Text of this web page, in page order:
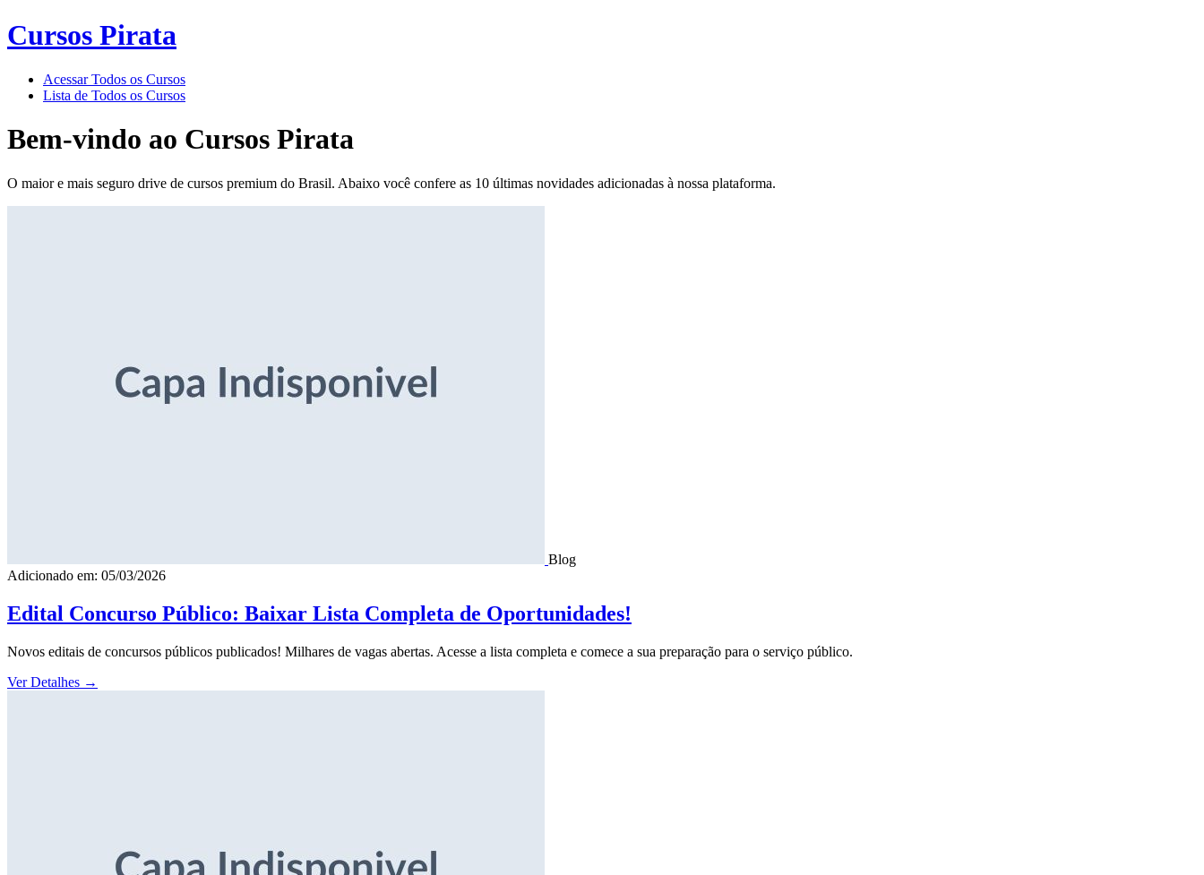
Cursos Pirata
Acessar Todos os Cursos
Lista de Todos os Cursos
Bem-vindo ao Cursos Pirata
O maior e mais seguro drive de cursos premium do Brasil. Abaixo você confere as 10 últimas novidades adicionadas à nossa plataforma.
Blog
Adicionado em: 05/03/2026
Edital Concurso Público: Baixar Lista Completa de Oportunidades!
Novos editais de concursos públicos publicados! Milhares de vagas abertas. Acesse a lista completa e comece a sua preparação para o serviço público.
Ver Detalhes →